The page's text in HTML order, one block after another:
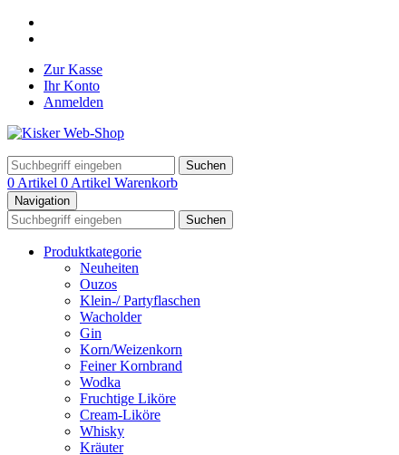
Zur Kasse
Ihr Konto
Anmelden
Suchen
0 Artikel 0 Artikel Warenkorb
Navigation
Suchen
Produktkategorie
Neuheiten
Ouzos
Klein-/ Partyflaschen
Wacholder
Gin
Korn/Weizenkorn
Feiner Kornbrand
Wodka
Fruchtige Liköre
Cream-Liköre
Whisky
Kräuter